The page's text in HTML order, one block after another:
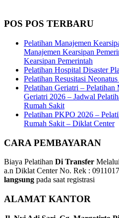
POS POS TERBARU
Pelatihan Manajemen
Manajemen Kearsipan
Kearsipan Pemerintah
Pelatihan Hospital Disaster
Pelatihan Resusitasi
Pelatihan Geriatri – Pelatihan
Geriatri 2026 – Jadwal
Rumah Sakit
Pelatihan PKPO 2026 –
Rumah Sakit – Diklat Center
CARA PEMBAYARAN
Biaya Pelatihan Di Transfer
a.n Diklat Center No. Rek :
langsung pada saat registrasi
ALAMAT KANTOR